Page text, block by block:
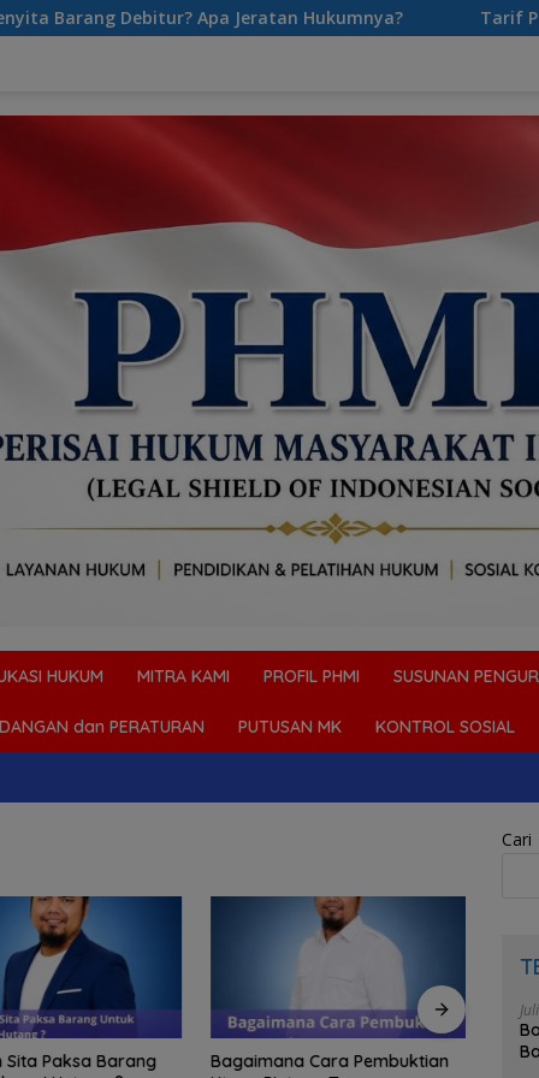
Hukumnya? Tarif Parkir Mahal ? Perusahaan
HUKUM MITRA KAMI PROFIL PHMI SUSUNAN
dan PERATURAN PUTUSAN MK KONTROL SOSIAL
Barang
Bagaimana Cara Pembuktian
Masih
Cari